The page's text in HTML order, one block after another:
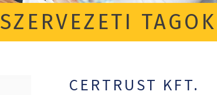
SZERVEZETI TAGOK
CERTRUST KFT.